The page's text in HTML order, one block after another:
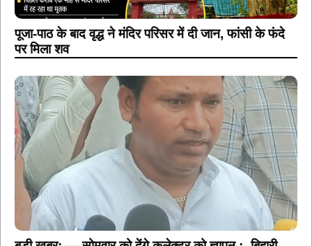
पूजा-पाठ के बाद वृद्ध ने मंदिर परिसर में दी जान, फांसी के फंदे
पर मिला शव